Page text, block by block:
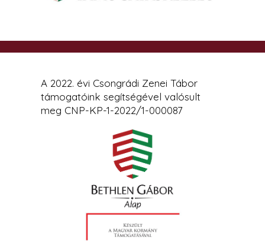
A 2022. évi Csongrádi Zenei Tábor
támogatóink segítségével valósult
meg CNP-KP-1-2022/1-000087